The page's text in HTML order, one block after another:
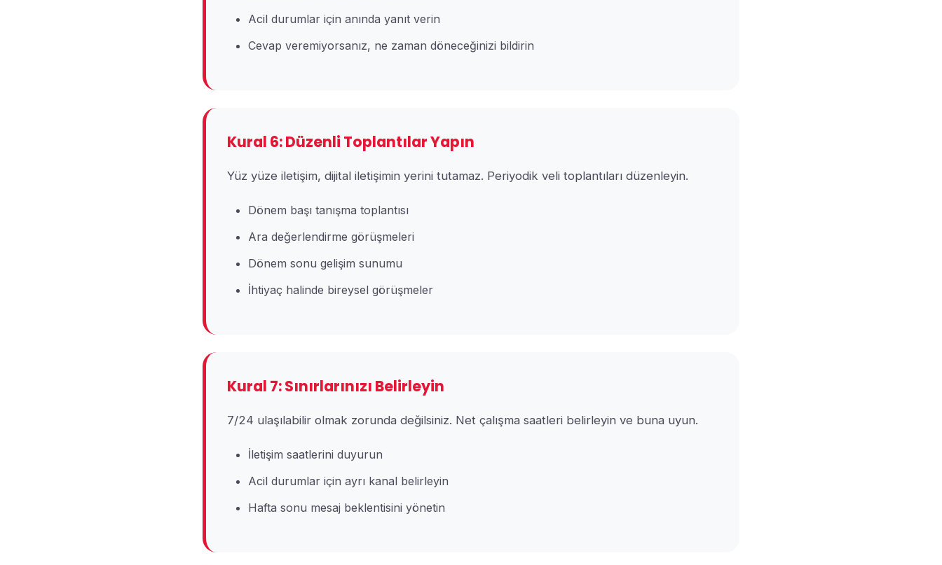
Acil durumlar için anında yanıt verin
Cevap veremiyorsanız, ne zaman döneceğinizi bildirin
Kural 6: Düzenli Toplantılar Yapın
Yüz yüze iletişim, dijital iletişimin yerini tutamaz. Periyodik veli toplantıları düzenleyin.
Dönem başı tanışma toplantısı
Ara değerlendirme görüşmeleri
Dönem sonu gelişim sunumu
İhtiyaç halinde bireysel görüşmeler
Kural 7: Sınırlarınızı Belirleyin
7/24 ulaşılabilir olmak zorunda değilsiniz. Net çalışma saatleri belirleyin ve buna uyun.
İletişim saatlerini duyurun
Acil durumlar için ayrı kanal belirleyin
Hafta sonu mesaj beklentisini yönetin